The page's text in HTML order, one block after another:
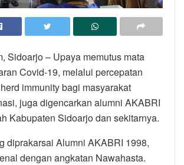
Sidoarjo – Upaya memutus mata
Covid-19, melalui percepatan
immunity bagi masyarakat
juga digencarkan alumni AKABRI
Kabupaten Sidoarjo dan sekitarnya.
diprakarsai Alumni AKABRI 1998,
dengan angkatan Nawahasta.